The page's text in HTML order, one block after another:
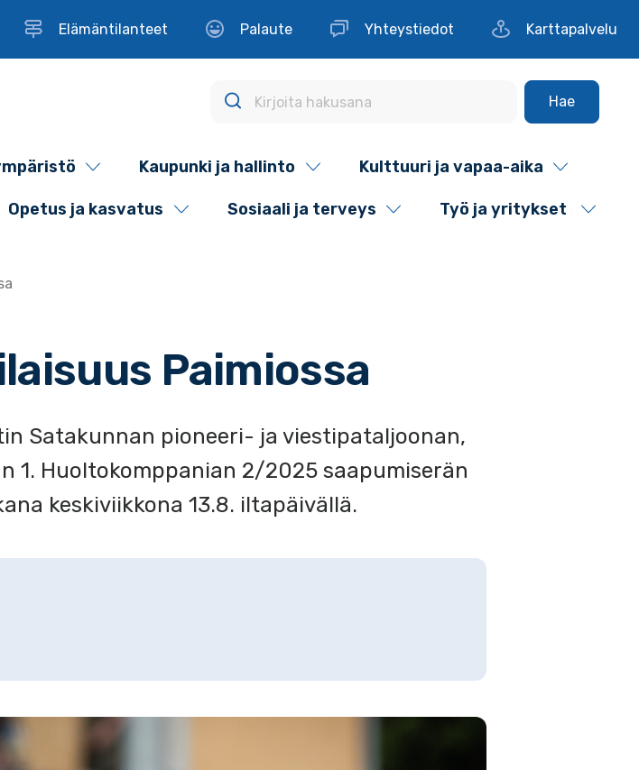
Elämäntilanteet Palaute Yhteystiedot Karttapalvelu
Hae
Kaupunki ja hallinto Kulttuuri ja vapaa-aika
Opetus ja kasvatus Sosiaali ja terveys Työ ja yritykset
Paimiossa
Satakunnan pioneeri- ja viestipataljoonan,
1. Huoltokomppanian 2/2025 saapumiserän
keskiviikkona 13.8. iltapäivällä.